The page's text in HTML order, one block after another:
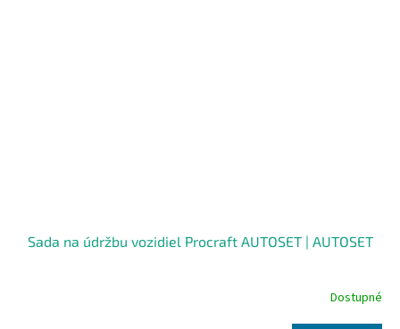
Sada na údržbu vozidiel Procraft AUTOSET | AUTOSET
Dostupné